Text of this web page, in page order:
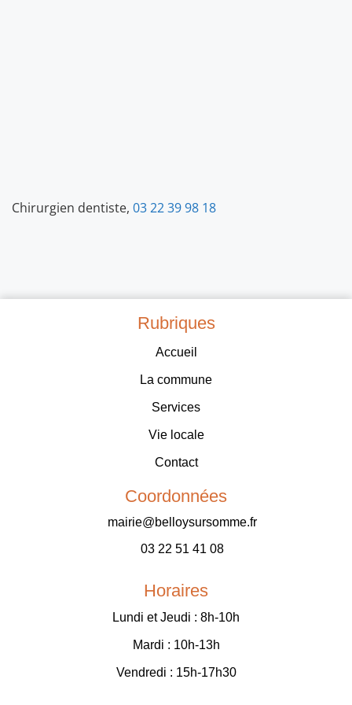
Chirurgien dentiste, 03 22 39 98 18
Rubriques
Accueil
La commune
Services
Vie locale
Contact
Coordonnées
mairie@belloysursomme.fr
03 22 51 41 08
Horaires
Lundi et Jeudi : 8h-10h
Mardi : 10h-13h
Vendredi : 15h-17h30